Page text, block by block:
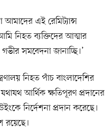
আমাদের এই রেমিট্যান্স
নিহত ব্যক্তিদের আত্মার
সমবেদনা জানাচ্ছি।’
নিহত পাঁচ বাংলাদেশির
আর্থিক ক্ষতিপূরণ প্রদানের
নির্দেশনা প্রদান করেছে।
রয়েছে।